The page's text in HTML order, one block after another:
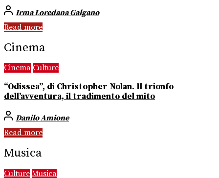
Irma Loredana Galgano
Read more
Cinema
Cinema Culture
“Odissea”, di Christopher Nolan. Il trionfo
dell’avventura, il tradimento del mito
Danilo Amione
Read more
Musica
Culture Musica